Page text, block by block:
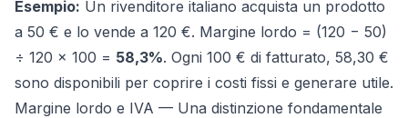
Esempio: Un rivenditore italiano acquista un prodotto
a 50 € e lo vende a 120 €. Margine lordo = (120 − 50)
÷ 120 × 100 = 58,3%. Ogni 100 € di fatturato, 58,30 €
sono disponibili per coprire i costi fissi e generare utile.
Margine lordo e IVA — Una distinzione fondamentale